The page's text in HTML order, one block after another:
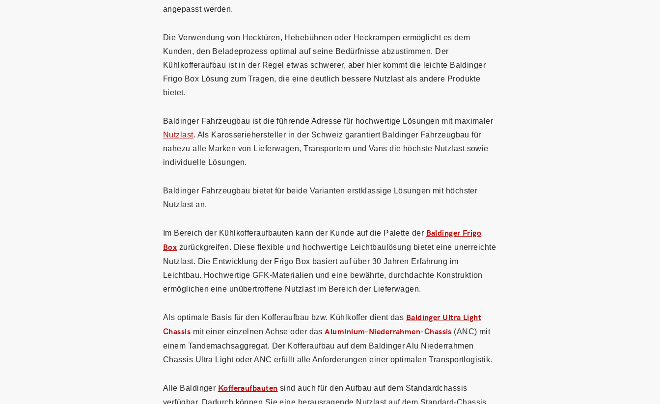
angepasst werden.
Die Verwendung von Hecktüren, Hebebühnen oder Heckrampen ermöglicht es dem
Kunden, den Beladeprozess optimal auf seine Bedürfnisse abzustimmen. Der
Kühlkofferaufbau ist in der Regel etwas schwerer, aber hier kommt die leichte Baldinger
Frigo Box Lösung zum Tragen, die eine deutlich bessere Nutzlast als andere Produkte
bietet.
Baldinger Fahrzeugbau ist die führende Adresse für hochwertige Lösungen mit maximaler
Nutzlast. Als Karosseriehersteller in der Schweiz garantiert Baldinger Fahrzeugbau für
nahezu alle Marken von Lieferwagen, Transportern und Vans die höchste Nutzlast sowie
individuelle Lösungen.
Baldinger Fahrzeugbau bietet für beide Varianten erstklassige Lösungen mit höchster
Nutzlast an.
Im Bereich der Kühlkofferaufbauten kann der Kunde auf die Palette der Baldinger Frigo
Box zurückgreifen. Diese flexible und hochwertige Leichtbaulösung bietet eine unerreichte
Nutzlast. Die Entwicklung der Frigo Box basiert auf über 30 Jahren Erfahrung im
Leichtbau. Hochwertige GFK-Materialien und eine bewährte, durchdachte Konstruktion
ermöglichen eine unübertroffene Nutzlast im Bereich der Lieferwagen.
Als optimale Basis für den Kofferaufbau bzw. Kühlkoffer dient das Baldinger Ultra Light
Chassis mit einer einzelnen Achse oder dasAluminium-Niederrahmen-Chassis (ANC) mit
einem Tandemachsaggregat. Der Kofferaufbau auf dem Baldinger Alu Niederrahmen
Chassis Ultra Light oder ANC erfüllt alle Anforderungen einer optimalen Transportlogistik.
Alle Baldinger Kofferaufbauten sind auch für den Aufbau auf dem Standardchassis
verfügbar. Dadurch können Sie eine herausragende Nutzlast auf dem Standard-Chassis